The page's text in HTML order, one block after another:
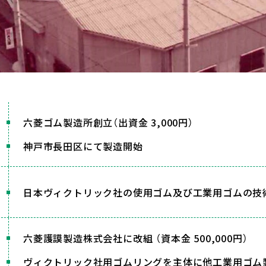
六菱ゴム製造所創立（出資金 3,000円）
神戸市長田区にて製造開始
日本ヴィクトリック社の使用ゴム及び工業用ゴムの
六菱護謨製造株式会社に改組 （資本金 500,000円）
ヴィクトリック社用ゴムリングを主体に他工業用ゴ